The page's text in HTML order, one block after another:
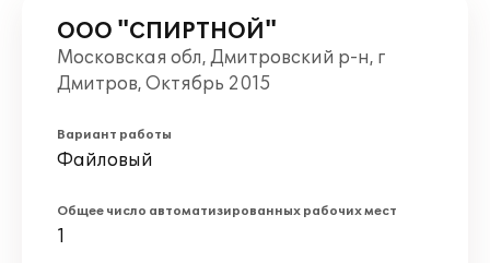
ООО "СПИРТНОЙ"
Московская обл, Дмитровский р-н, г
Дмитров, Октябрь 2015
Вариант работы
Файловый
Общее число автоматизированных рабочих мест
1